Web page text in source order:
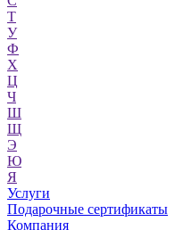
Т
У
Ф
Х
Ц
Ч
Ш
Щ
Э
Ю
Я
Услуги
Подарочные сертификаты
Компания